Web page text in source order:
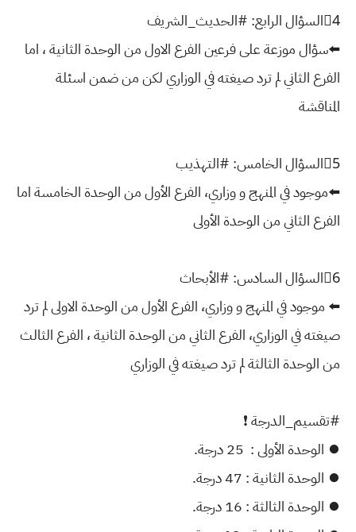
4⃣السؤال الرابع: #الحديث_الشريف
⬅️سؤال موزعة على فرعين الفرع الاول من الوحدة الثانية ، اما
الفرع الثاني لم ترد صيغته في الوزاري لكن من ضمن اسئلة
المناقشة
5⃣السؤال الخامس: #التهذيب
⬅️موجود في المنهج و وزاري، الفرع الأول من الوحدة الخامسة اما
الفرع الثاني من الوحدة الأولى
6⃣السؤال السادس: #الأبحاث
⬅️ موجود في المنهج و وزاري، الفرع الأول من الوحدة الاولى لم ترد
صيغته في الوزاري، الفرع الثاني من الوحدة الثانية ، الفرع الثالث
من الوحدة الثالثة لم ترد صيغته في الوزاري
#تقسيم_الدرجة ❗️
⏺ الوحدة الأولى : 25 درجة.
⏺ الوحدة الثانية : 47 درجة.
⏺ الوحدة الثالثة : 16 درجة.